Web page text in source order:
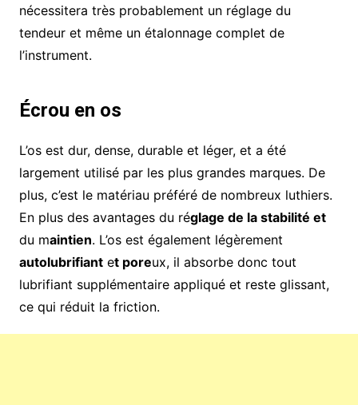
nécessitera très probablement un réglage du
tendeur et même un étalonnage complet de
l’instrument.
Écrou en os
L’os est dur, dense, durable et léger, et a été
largement utilisé par les plus grandes marques. De
plus, c’est le matériau préféré de nombreux luthiers.
En plus des avantages du réglage de la stabilité et
du maintien. L’os est également légèrement
autolubrifiantet poreux, il absorbe donc tout
lubrifiant supplémentaire appliqué et reste glissant,
ce qui réduit la friction.